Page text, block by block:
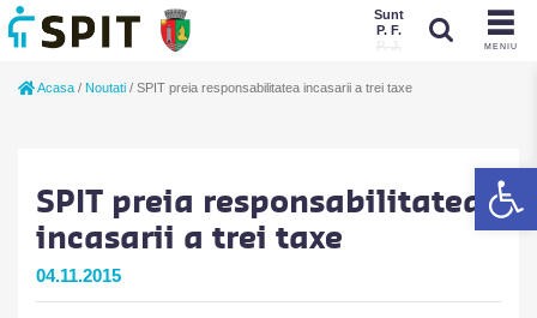
MENIU
Sunt
P. F.
P. J.
Acasa / Noutati / SPIT preia responsabilitatea incasarii a trei taxe
SPIT preia responsabilitatea
incasarii a trei taxe
04.11.2015